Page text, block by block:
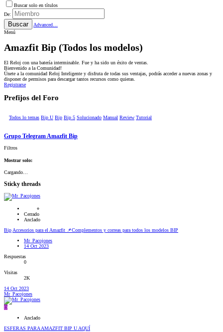
Buscar solo en títulos
De:
Buscar
Advanced…
Menú
Amazfit Bip (Todos los modelos)
El Reloj con una batería interminable. Fue y ha sido un éxito de ventas.
Bienvenido a la Comunidad!
Únete a la comunidad Reloj Inteligente y disfruta de todas sus ventajas, podrás acceder a nuevas zonas y
disponer de permisos para descargar tantos recursos como quieras.
Registrarse
Prefijos del Foro
Todos lo temas Bip U Bip Bip 5 Solucionado Manual Review Tutorial
Grupo Telegram Amazfit Bip
Filtros
Mostrar solo:
Cargando…
Sticky threads
Cerrado
Anclado
BipAccesorios para el Amazfit 📌Complementos y correas para todos los modelos BIP
Mr_Pacojones
14 Oct 2023
Respuestas
0
Visitas
2K
14 Oct 2023
Mr_Pacojones
D
Anclado
ESFERAS PARA AMAZFIT BIP U AQUÍ